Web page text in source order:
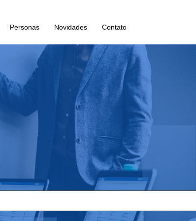
Personas Novidades Contato